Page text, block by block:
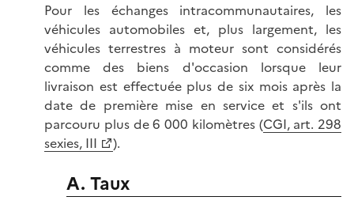
Pour les échanges intracommunautaires, les
véhicules automobiles et, plus largement, les
véhicules terrestres à moteur sont considérés
comme des biens d'occasion lorsque leur
livraison est effectuée plus de six mois après la
date de première mise en service et s'ils ont
parcouru plus de 6 000 kilomètres (CGI, art. 298
sexies, III
).
A. Taux